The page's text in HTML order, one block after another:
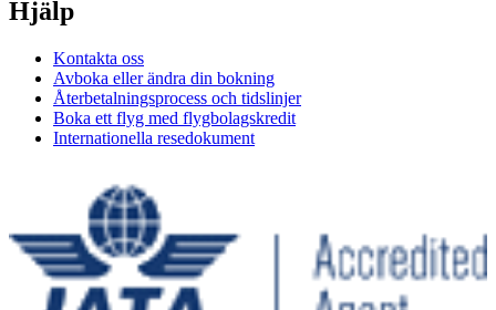
Hjälp
Kontakta oss
Avboka eller ändra din bokning
Återbetalningsprocess och tidslinjer
Boka ett flyg med flygbolagskredit
Internationella resedokument